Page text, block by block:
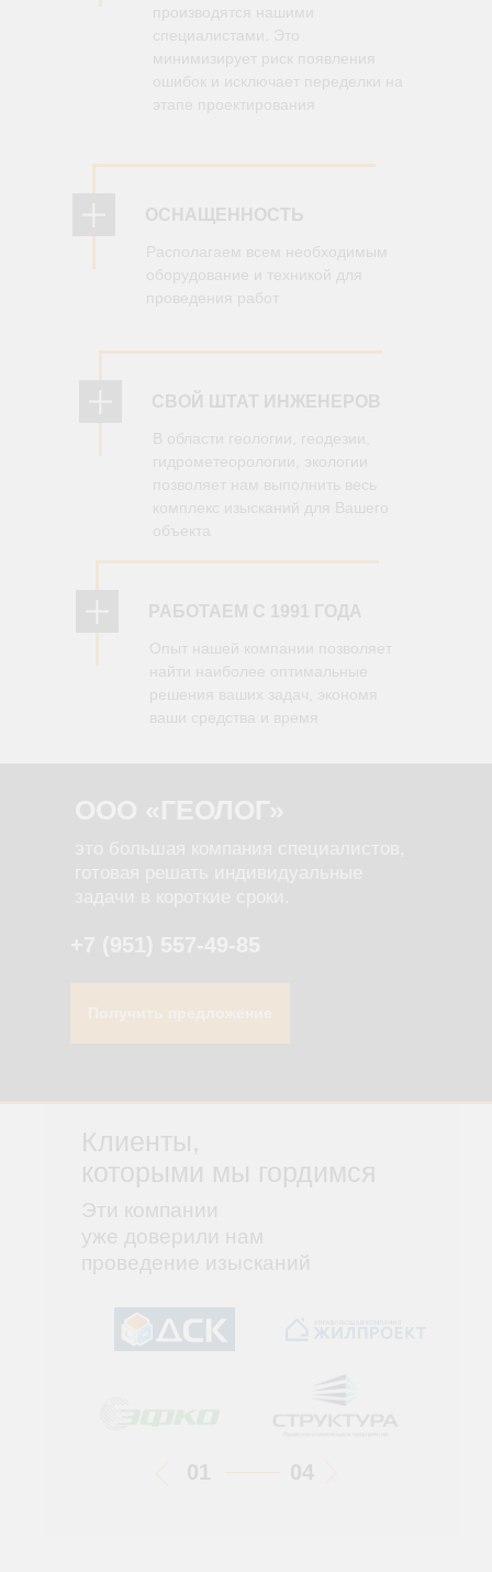
производятся нашими
специалистами. Это
минимизирует риск появления
ошибок и исключает переделки на
этапе проектирования
СВОЙ ШТАТ ИНЖЕНЕРОВ
В области геологии, геодезии,
гидрометеорологии, экологии
позволяет нам выполнить весь
комплекс изысканий для Вашего
объекта
ОСНАЩЕННОСТЬ
Располагаем всем необходимым
оборудование и техникой для
проведения работ
РАБОТАЕМ С 1991 ГОДА
Опыт нашей компании позволяет
найти наиболее оптимальные
решения ваших задач, экономя
ваши средства и время
Получить предложение
Клиенты,
которыми мы гордимся
Эти компании
уже доверили нам
проведение изысканий
01 04